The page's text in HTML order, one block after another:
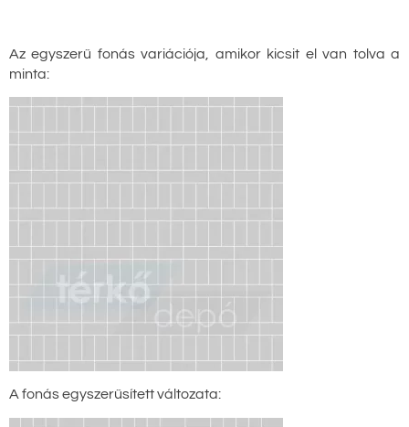
Az egyszerű fonás variációja, amikor kicsit el van tolva a
minta:
A fonás egyszerűsített változata: